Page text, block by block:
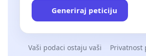
Generiraj peticiju
Vaši podaci ostaju vaši Privatnost